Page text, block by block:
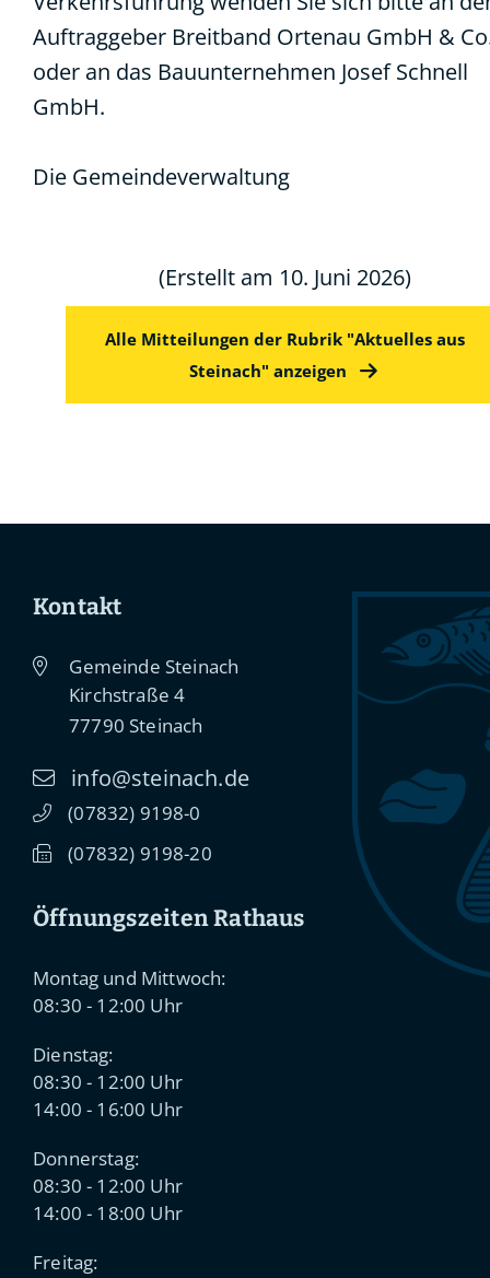
Auftraggeber Breitband Ortenau GmbH &
oder an das Bauunternehmen Josef Schnell
GmbH.
Die Gemeindeverwaltung
(Erstellt am 10. Juni 2026)
Alle Mitteilungen der Rubrik "Aktuelles aus
Steinach" anzeigen
Kontakt
Gemeinde Steinach
Kirchstraße 4
77790 Steinach
info@steinach.de
(07832) 91 98-0
(07832) 91 98-20
Öffnungszeiten Rathaus
Montag und Mittwoch:
08:30 - 12:00 Uhr
Dienstag:
08:30 - 12:00 Uhr
14:00 - 16:00 Uhr
Donnerstag:
08:30 - 12:00 Uhr
14:00 - 18:00 Uhr
Freitag: